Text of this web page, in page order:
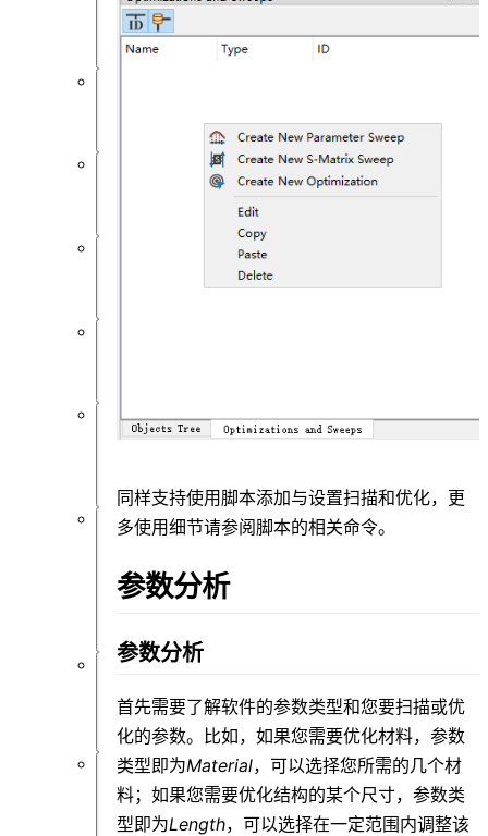
优
和
设
逆
设
计
同样支持使用脚本添加与设置扫描和优化，更
多使用细节请参阅脚本的相关命令。
参数分析
参数分析
首先需要了解软件的参数类型和您要扫描或优
化的参数。比如，如果您需要优化材料，参数
类型即为Material，可以选择您所需的几个材
料；如果您需要优化结构的某个尺寸，参数类
型即为Length，可以选择在一定范围内调整该